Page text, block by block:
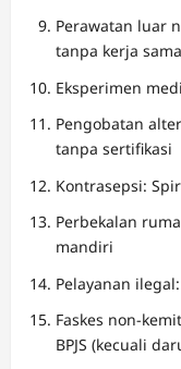
Perawatan luar
tanpa kerja sama
Eksperimen
Pengobatan
tanpa sertifikasi
Kontrasepsi:
Perbekalan
mandiri
Pelayanan
Faskes non-
BPJS (kecuali